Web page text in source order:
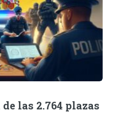
las 2.764 plazas